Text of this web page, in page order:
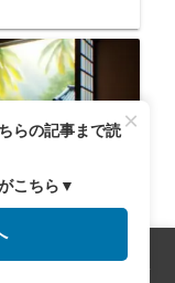
サイドバー
×
らの記事まで読
こちら▼